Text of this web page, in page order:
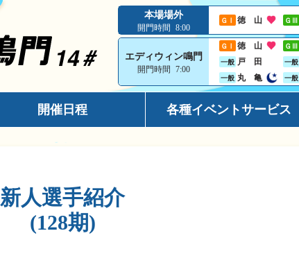
本場場外
開門時間 8:00
ＧⅠ 徳 山 ＧⅢ
エディウィン鳴門
開門時間 7:00
ＧⅠ 徳 山 ＧⅢ
一般 戸 田 一般
一般 丸 亀 一般
開催日程 各種イベントサービス
新人選手紹介
(128期)